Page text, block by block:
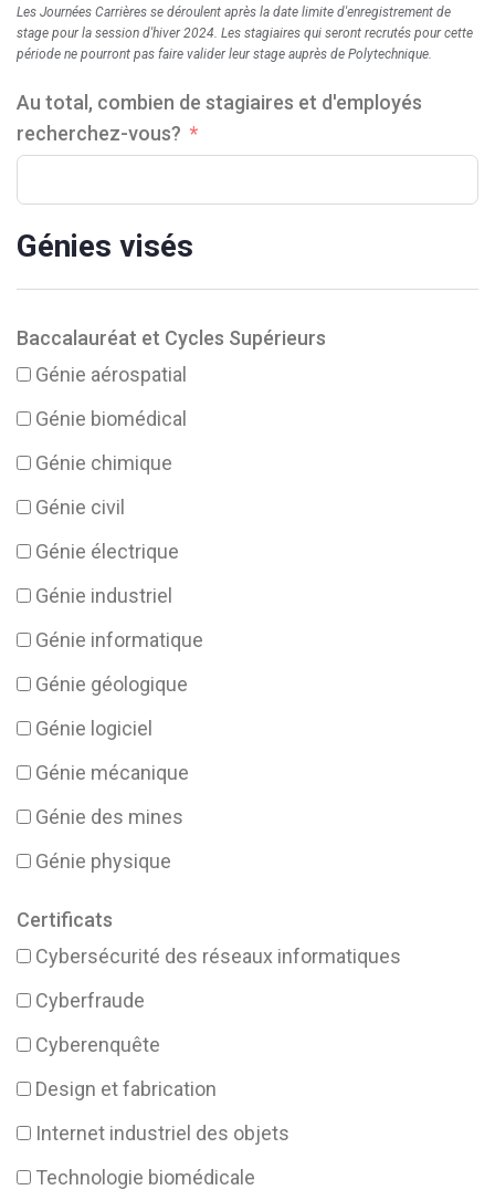
Les Journées Carrières se déroulent après la date limite d'enregistrement de
stage pour la session d'hiver 2024. Les stagiaires qui seront recrutés pour cette
période ne pourront pas faire valider leur stage auprès de Polytechnique.
Au total, combien de stagiaires et d'employés
recherchez-vous?
Génies visés
Baccalauréat et Cycles Supérieurs
Génie aérospatial
Génie biomédical
Génie chimique
Génie civil
Génie électrique
Génie industriel
Génie informatique
Génie géologique
Génie logiciel
Génie mécanique
Génie des mines
Génie physique
Certificats
Cybersécurité des réseaux informatiques
Cyberfraude
Cyberenquête
Design et fabrication
Internet industriel des objets
Technologie biomédicale